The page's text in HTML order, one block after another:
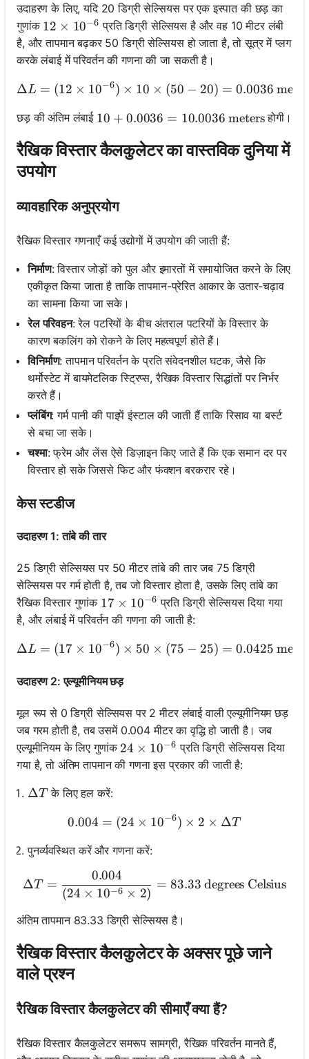
उदाहरण के लिए, यदि 20 डिग्री सेल्सियस पर एक इस्पात की छड़ का
गुणांक 12 \times 10^{-6}
12 × 10−6 प्रति डिग्री सेल्सियस है और वह 10 मीटर लंबी
है, और तापमान बढ़कर 50 डिग्री सेल्सियस हो जाता है, तो सूत्र में प्लग
करके लंबाई में परिवर्तन की गणना की जा सकती है।
\Delta L = (12 \times
ΔL = (12 × 10−6) × 10 × (50 − 20) = 0.0036
छड़ की अंतिम लंबाई 10 + 0.0036 = 10.0036 \text{
10 + 0.0036 = 10.0036 metersहोगी।
रैखिक विस्तार कैलकुलेटर का वास्तविक दुनिया में
उपयोग
व्यावहारिक अनुप्रयोग
रैखिक विस्तार गणनाएँ कई उद्योगों में उपयोग की जाती हैं:
निर्माण: विस्तार जोड़ों को पुल और इमारतों में समायोजित करने के लिए
एकीकृत किया जाता है ताकि तापमान-प्रेरित आकार के उतार-चढ़ाव
का सामना किया जा सके।
रेल परिवहन: रेल पटरियों के बीच अंतराल पटरियों के विस्तार के
कारण बकलिंग को रोकने के लिए महत्वपूर्ण होते हैं।
विनिर्माण: तापमान परिवर्तन के प्रति संवेदनशील घटक, जैसे कि
थर्मोस्टेट में बायमेटलिक स्ट्रिप्स, रैखिक विस्तार सिद्धांतों पर निर्भर
करते हैं।
प्लंबिंग: गर्म पानी की पाइपें इंस्टाल की जाती हैं ताकि रिसाव या बर्स्ट
से बचा जा सके।
चश्मा: फ्रेम और लेंस ऐसे डिज़ाइन किए जाते हैं कि एक समान दर पर
विस्तार हो सके जिससे फिट और फंक्शन बरकरार रहे।
केस स्टडीज
उदाहरण 1: तांबे की तार
25 डिग्री सेल्सियस पर 50 मीटर तांबे की तार जब 75 डिग्री
सेल्सियस पर गर्म होती है, तब जो विस्तार होता है, उसके लिए तांबे का
रैखिक विस्तार गुणांक 17 \times 10^{-6}
17 × 10−6 प्रति डिग्री सेल्सियस दिया गया
है, और लंबाई में परिवर्तन की गणना की जाती है:
\Delta L = (17 \times
ΔL = (17 × 10−6) × 50 × (75 − 25) = 0.0425
उदाहरण 2: एल्यूमीनियम छड़
मूल रूप से 0 डिग्री सेल्सियस पर 2 मीटर लंबाई वाली एल्यूमीनियम छड़
जब गरम होती है, तब उसमें 0.004 मीटर का वृद्धि हो जाती है। जब
एल्यूमीनियम के लिए गुणांक 24 \times 10^{-6}
24 × 10−6 प्रति डिग्री सेल्सियस दिया
गया है, तो अंतिम तापमान की गणना इस प्रकार की जाती है:
\Delta T
ΔT के लिए हल करें:
0.004 = (24 \times 10^{-
0.004 = (24 × 10−6) × 2 × ΔT
पुनर्व्यवस्थित करें और गणना करें:
\Delta T =
ΔT =
(24 × 10−6 × 2)
0.004
= 83.33 degrees Celsius
अंतिम तापमान 83.33 डिग्री सेल्सियस है।
रैखिक विस्तार कैलकुलेटर के अक्सर पूछे जाने
वाले प्रश्न
रैखिक विस्तार कैलकुलेटर की सीमाएँ क्या हैं?
रैखिक विस्तार कैलकुलेटर समरूप सामग्री, रैखिक परिवर्तन मानते हैं,